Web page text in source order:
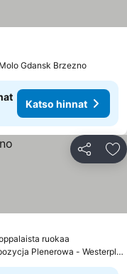
Gdansk Brzezno
Katso hinnat
Jaa
ruokaa
Plenerowa -